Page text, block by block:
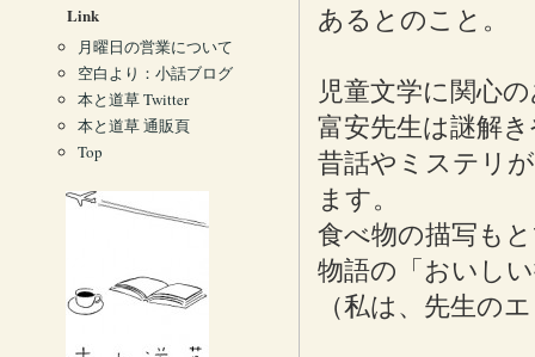
あるとのこと。
児童文学に関心
富安先生は謎解
昔話やミステリ
ます。
食べ物の描写も
物語の「おいし
（私は、先生の
Link
月曜日の営業について
空白より：小話ブログ
本と道草 Twitter
本と道草 通販頁
Top